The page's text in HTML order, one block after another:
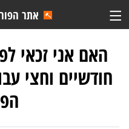
אתר
האם אני זכאי
חודשיים וחצי